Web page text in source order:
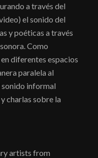
a través del
el sonido del
y poéticas a través
Como
diferentes espacios
paralela al
informal
charlas sobre la
artists from